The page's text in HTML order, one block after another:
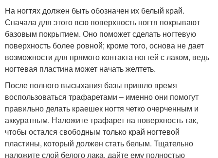
На ногтях должен быть обозначен их белый край.
Сначала для этого всю поверхность ногтя покрывают
базовым покрытием. Оно поможет сделать ногтевую
поверхность более ровной; кроме того, основа не дает
возможности для прямого контакта ногтей с лаком, ведь
ногтевая пластина может начать желтеть.
После полного высыхания базы пришло время
воспользоваться трафаретами – именно они помогут
правильно делать краешек ногтя четко очерченным и
аккуратным. Наложите трафарет на поверхность так,
чтобы остался свободным только край ногтевой
пластины, который должен стать белым. Тщательно
наложите слой белого лака, дайте ему полностью